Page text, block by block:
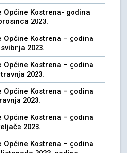
Općine Kostrena- godina
2023.
Općine Kostrena – godina
2023.
Općine Kostrena – godina
2023.
Općine Kostrena – godina
2023.
Općine Kostrena – godina
2023.
Općine Kostrena – godina